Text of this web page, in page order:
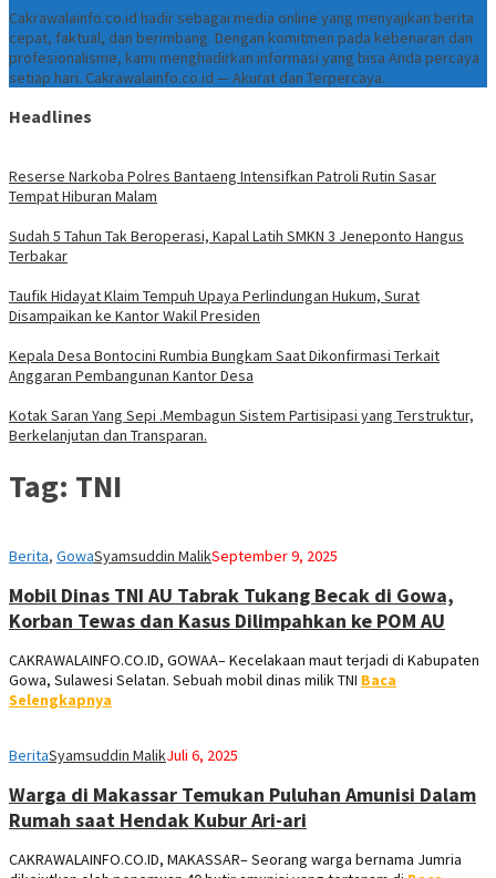
Cakrawalainfo.co.id hadir sebagai media online yang menyajikan berita
cepat, faktual, dan berimbang. Dengan komitmen pada kebenaran dan
profesionalisme, kami menghadirkan informasi yang bisa Anda percaya
setiap hari. Cakrawalainfo.co.id — Akurat dan Terpercaya.
Headlines
Reserse Narkoba Polres Bantaeng Intensifkan Patroli Rutin Sasar
Tempat Hiburan Malam
Sudah 5 Tahun Tak Beroperasi, Kapal Latih SMKN 3 Jeneponto Hangus
Terbakar
Taufik Hidayat Klaim Tempuh Upaya Perlindungan Hukum, Surat
Disampaikan ke Kantor Wakil Presiden
Kepala Desa Bontocini Rumbia Bungkam Saat Dikonfirmasi Terkait
Anggaran Pembangunan Kantor Desa
Kotak Saran Yang Sepi .Membagun Sistem Partisipasi yang Terstruktur,
Berkelanjutan dan Transparan.
Tag: TNI
Berita, GowaSyamsuddin MalikSeptember 9, 2025
Mobil Dinas TNI AU Tabrak Tukang Becak di Gowa,
Korban Tewas dan Kasus Dilimpahkan ke POM AU
CAKRAWALAINFO.CO.ID, GOWAA– Kecelakaan maut terjadi di Kabupaten
Gowa, Sulawesi Selatan. Sebuah mobil dinas milik TNI Baca
Selengkapnya
BeritaSyamsuddin MalikJuli 6, 2025
Warga di Makassar Temukan Puluhan Amunisi Dalam
Rumah saat Hendak Kubur Ari-ari
CAKRAWALAINFO.CO.ID, MAKASSAR– Seorang warga bernama Jumria